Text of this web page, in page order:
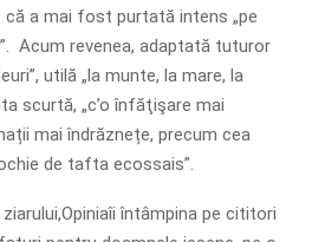
a mai fost purtată intens „pe
Acum revenea, adaptată tuturor
utilă „la munte, la mare, la
scurtă, „c’o înfăţişare mai
mai îndrăznețe, precum cea
de tafta ecossais”.
întâmpina pe cititori